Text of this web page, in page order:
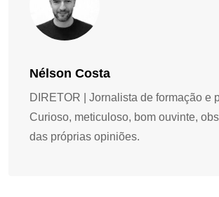
Nélson Costa
DIRETOR | Jornalista de formação e
Curioso, meticuloso, bom ouvinte,
das próprias opiniões.